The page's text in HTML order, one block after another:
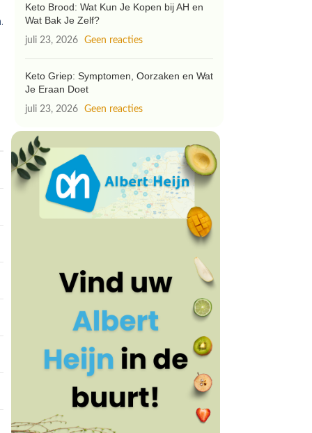
Keto Brood: Wat Kun Je Kopen bij AH en
Wat Bak Je Zelf?
juli 23, 2026 Geen reacties
Keto Griep: Symptomen, Oorzaken en Wat
Je Eraan Doet
juli 23, 2026 Geen reacties